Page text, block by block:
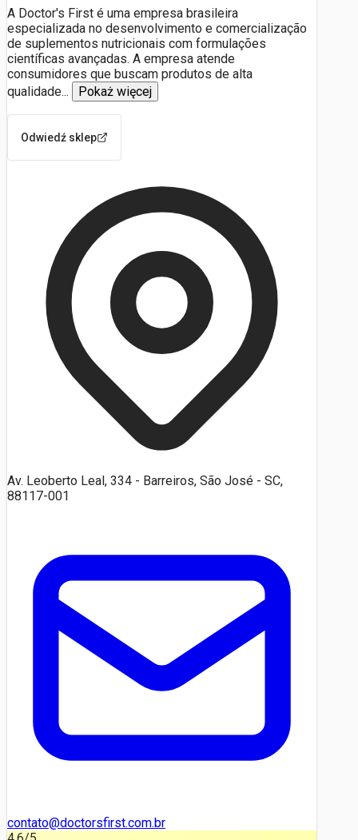
A Doctor's First é uma empresa brasileira
especializada no desenvolvimento e comercialização
de suplementos nutricionais com formulações
científicas avançadas. A empresa atende
consumidores que buscam produtos de alta
qualidade... Pokaż więcej
Odwiedź sklep
Av. Leoberto Leal, 334 - Barreiros, São José - SC,
88117-001
contato@doctorsfirst.com.br